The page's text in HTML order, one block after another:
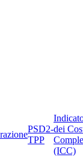
PSD2-
TPP
dei
(ICC)